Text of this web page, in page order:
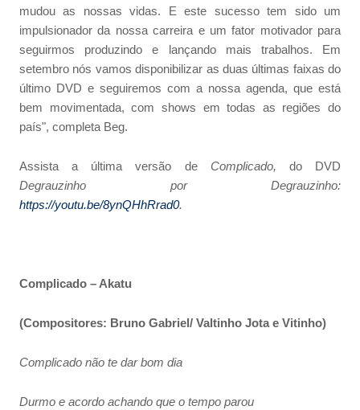
mudou as nossas vidas. E este sucesso tem sido um
impulsionador da nossa carreira e um fator motivador para
seguirmos produzindo e lançando mais trabalhos. Em
setembro nós vamos disponibilizar as duas últimas faixas do
último DVD e seguiremos com a nossa agenda, que está
bem movimentada, com shows em todas as regiões do
país", completa Beg.
Assista a última versão de Complicado, do DVD
Degrauzinho por Degrauzinho:
https://youtu.be/8ynQHhRrad0.
Complicado – Akatu
(Compositores: Bruno Gabriel/ Valtinho Jota e Vitinho)
Complicado não te dar bom dia
Durmo e acordo achando que o tempo parou